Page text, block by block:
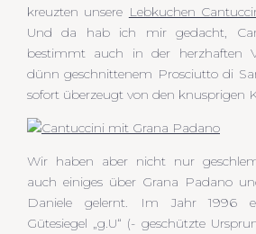
kreuzten unsere Lebkuchen
Und da hab ich mir gedacht,
bestimmt auch in der herzhaften
dünn geschnittenem Prosciutto di
sofort überzeugt von den knusprigen
Wir haben aber nicht nur
auch einiges über Grana Padano
Daniele gelernt. Im Jahr 1996
Gütesiegel „g.U“ (- geschützte